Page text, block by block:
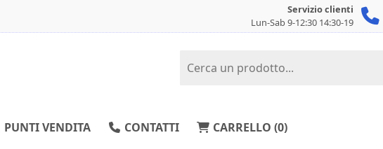
Servizio clienti
Lun-Sab 9-12:30 14:30-19
PUNTI VENDITA CONTATTI CARRELLO (0)